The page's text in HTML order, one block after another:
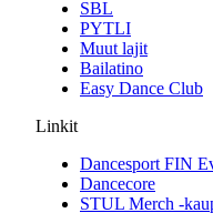
SBL
PYTLI
Muut lajit
Bailatino
Easy Dance Club
Linkit
Dancesport FIN
Dancecore
STUL Merch -